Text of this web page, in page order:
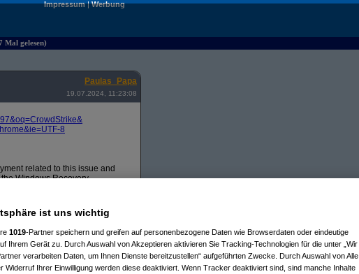
Impressum|Werbung
Mal gelesen)
Paulas_Papa
19.07.2024, 11:23:08
oq=CrowdStrike&
ie=UTF-8
related to this issue and
Windows Recovery
3. Locate the file matching “C-
Mode booten darf.ist uns wichtig
1019-Partner speichern und greifen auf personenbezogene Daten wie Browserdaten oder eindeutige
Ihrem Gerät zu. Durch Auswahl von Akzeptieren aktivieren Sie Tracking-Technologien für die unter „Wir
verarbeiten Daten, um Ihnen Dienste bereitzustellen“ aufgeführten Zwecke. Durch Auswahl von Alle
Widerruf Ihrer Einwilligung werden diese deaktiviert. Wenn Tracker deaktiviert sind, sind manche Inhalte